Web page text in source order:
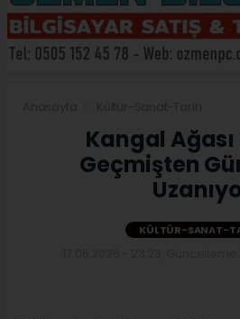
Kangal Ağası
Geçmişten
KÜLTÜR-SANAT-